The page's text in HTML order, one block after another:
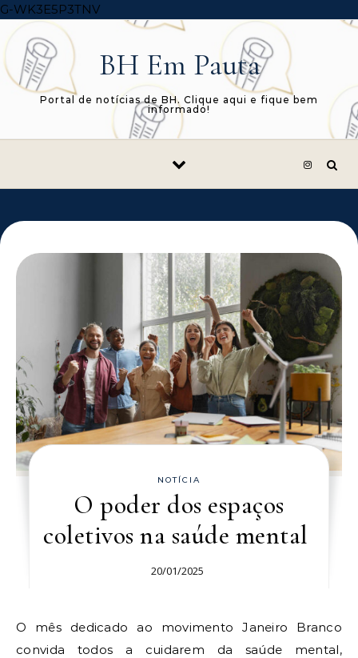
G-WK3E5P3TNVSkip to content
BH Em Pauta
Portal de notícias de BH. Clique aqui e fique bem
informado!
NOTÍCIA
O poder dos espaços
coletivos na saúde mental
20/01/2025
O mês dedicado ao movimento Janeiro Branco
convida todos a cuidarem da saúde mental,